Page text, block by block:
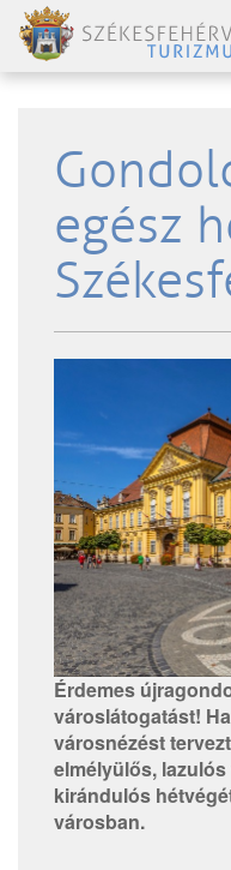
egész
Érdemes
városlátogatást!
városnézést
elmélyülős,
kirándulós
városban.